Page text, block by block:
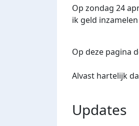
Op zondag 24
ik geld
Op deze pagina
Alvast hartelijk
Updates